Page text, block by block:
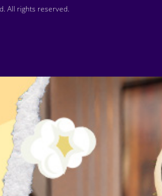
All rights reserved.